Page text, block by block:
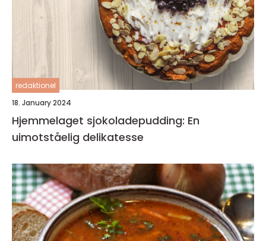
redaktionel
18. January 2024
Hjemmelaget sjokoladepudding: En
uimotståelig delikatesse